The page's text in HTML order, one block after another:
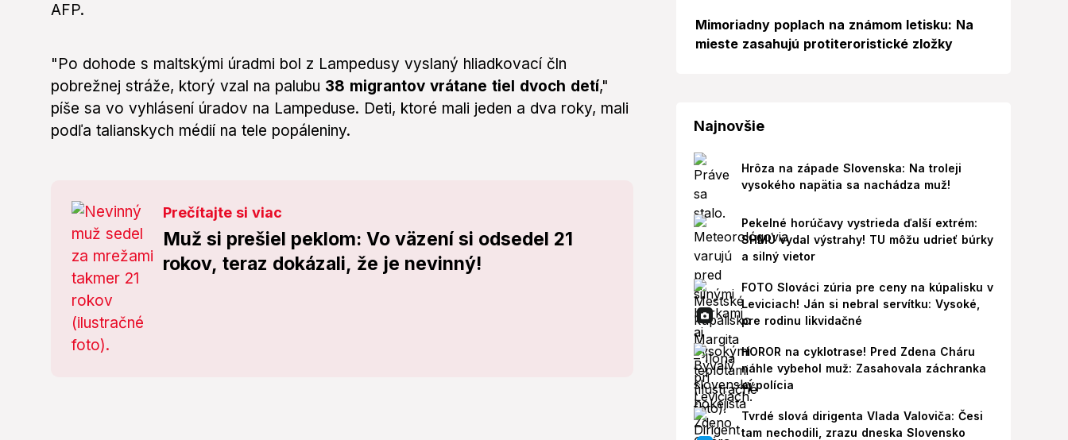
AFP.
"Po dohode s maltskými úradmi bol z Lampedusy vyslaný hliadkovací čln
pobrežnej stráže, ktorý vzal na palubu 38 migrantov vrátane tiel dvoch detí,"
píše sa vo vyhlásení úradov na Lampeduse. Deti, ktoré mali jeden a dva roky, mali
podľa talianskych médií na tele popáleniny.
Prečítajte si viac
Muž si prešiel peklom: Vo väzení si odsedel 21
rokov, teraz dokázali, že je nevinný!
Mimoriadny poplach na známom letisku: Na
mieste zasahujú protiteroristické zložky
Najnovšie
Hrôza na západe Slovenska: Na troleji
vysokého napätia sa nachádza muž!
Pekelné horúčavy vystrieda ďalší extrém:
SHMÚ vydal výstrahy! TU môžu udrieť búrky
a silný vietor
FOTO Slováci zúria pre ceny na kúpalisku v
Leviciach! Ján si nebral servítku: Vysoké,
pre rodinu likvidačné
HOROR na cyklotrase! Pred Zdena Cháru
náhle vybehol muž: Zasahovala záchranka
aj polícia
Tvrdé slová dirigenta Vlada Valoviča: Česi
tam nechodili, zrazu dneska Slovensko